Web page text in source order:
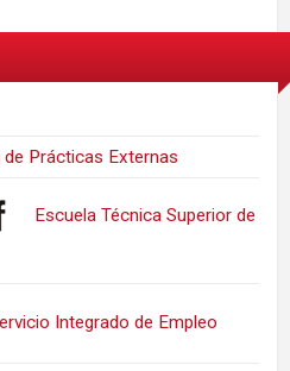
Prácticas Externas
Escuela Técnica Superior de
Integrado de Empleo